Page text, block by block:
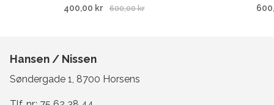
400,00 kr
600,00 kr
Hansen / Nissen
Søndergade 1, 8700 Horsens